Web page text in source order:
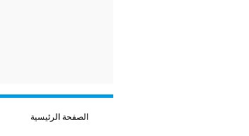
الصفحة الرئيسية